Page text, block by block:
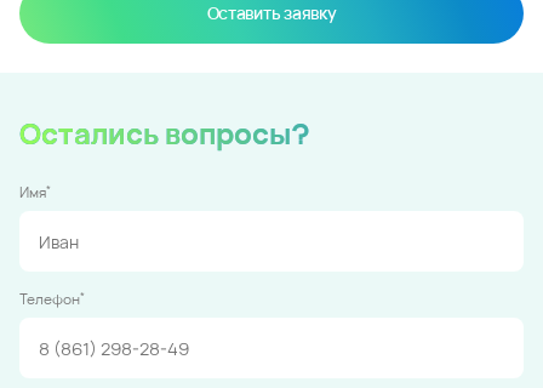
Оставить заявку
Остались вопросы?
Имя*
Телефон*